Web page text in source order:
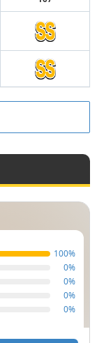
100%
0%
0%
0%
0%